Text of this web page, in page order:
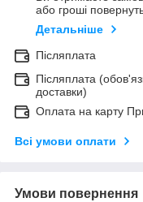
або гроші
Детальніше
Післяплата
Післяплата
доставки)
Оплата на карту
Всі умови оплати
Умови повернення